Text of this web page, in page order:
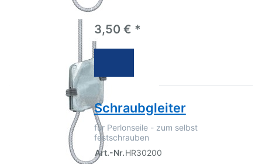
3,50 € *
Schraubgleiter
für Perlonseile - zum selbst
festschrauben
Art.-Nr.HR30200